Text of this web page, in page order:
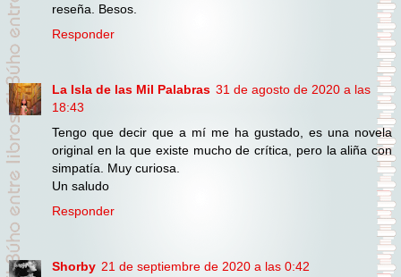
reseña. Besos.
Responder
La Isla de las Mil Palabras 31 de agosto de 2020 a las
18:43
Tengo que decir que a mí me ha gustado, es una novela
original en la que existe mucho de crítica, pero la aliña con
simpatía. Muy curiosa.
Un saludo
Responder
Shorby 21 de septiembre de 2020 a las 0:42